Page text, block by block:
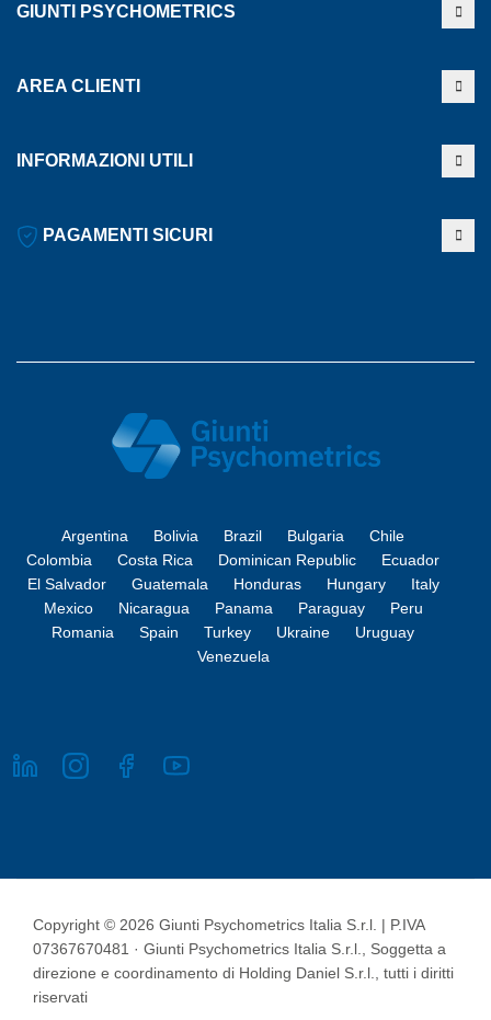
GIUNTI PSYCHOMETRICS
AREA CLIENTI
INFORMAZIONI UTILI
PAGAMENTI SICURI
Argentina Bolivia Brazil Bulgaria
Chile
Colombia
Costa Rica Dominican Republic
Ecuador
El Salvador
Guatemala Honduras Hungary
Italy
Mexico
Nicaragua Panama Paraguay
Peru
Romania
Spain Turkey Ukraine
Uruguay
Venezuela
Copyright © 2026 Giunti Psychometrics Italia S.r.l. | P.IVA
07367670481 · Giunti Psychometrics Italia S.r.l., Soggetta a
direzione e coordinamento di Holding Daniel S.r.l., tutti i diritti
riservati